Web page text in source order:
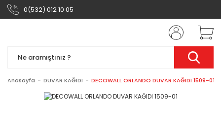
0(532) 012 10 05
Anasayfa DUVAR KAĞIDI DECOWALL ORLANDO DUVAR KAĞIDI 1509-01